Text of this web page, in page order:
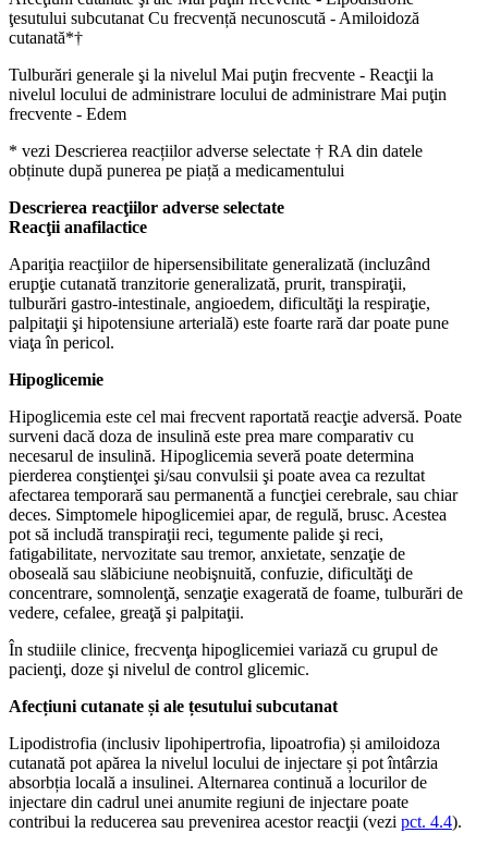
ţesutului subcutanat Cu frecvență necunoscută - Amiloidoză
cutanată*†
Tulburări generale şi la nivelul Mai puţin frecvente - Reacţii la
nivelul locului de administrare locului de administrare Mai puţin
frecvente - Edem
* vezi Descrierea reacțiilor adverse selectate † RA din datele
obținute după punerea pe piață a medicamentului
Descrierea reacţiilor adverse selectate
Reacţii anafilactice
Apariţia reacţiilor de hipersensibilitate generalizată (incluzând
erupţie cutanată tranzitorie generalizată, prurit, transpiraţii,
tulburări gastro-intestinale, angioedem, dificultăţi la respiraţie,
palpitaţii şi hipotensiune arterială) este foarte rară dar poate pune
viaţa în pericol.
Hipoglicemie
Hipoglicemia este cel mai frecvent raportată reacţie adversă. Poate
surveni dacă doza de insulină este prea mare comparativ cu
necesarul de insulină. Hipoglicemia severă poate determina
pierderea conştienţei şi/sau convulsii şi poate avea ca rezultat
afectarea temporară sau permanentă a funcţiei cerebrale, sau chiar
deces. Simptomele hipoglicemiei apar, de regulă, brusc. Acestea
pot să includă transpiraţii reci, tegumente palide şi reci,
fatigabilitate, nervozitate sau tremor, anxietate, senzaţie de
oboseală sau slăbiciune neobişnuită, confuzie, dificultăţi de
concentrare, somnolenţă, senzaţie exagerată de foame, tulburări de
vedere, cefalee, greaţă şi palpitaţii.
În studiile clinice, frecvenţa hipoglicemiei variază cu grupul de
pacienţi, doze şi nivelul de control glicemic.
Afecțiuni cutanate și ale țesutului subcutanat
Lipodistrofia (inclusiv lipohipertrofia, lipoatrofia) și amiloidoza
cutanată pot apărea la nivelul locului de injectare și pot întârzia
absorbția locală a insulinei. Alternarea continuă a locurilor de
injectare din cadrul unei anumite regiuni de injectare poate
contribui la reducerea sau prevenirea acestor reacţii (vezi pct. 4.4).